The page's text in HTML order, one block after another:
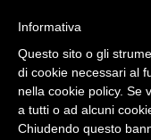
Informativa
Questo sito o gli
di cookie necessari al
nella cookie policy. Se
a tutti o ad alcuni
Chiudendo questo